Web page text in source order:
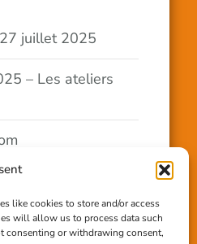
like cookies to store and/or access
will allow us to process data such
consenting or withdrawing consent,
juillet 2025
– Les ateliers
paille
Terre Paille